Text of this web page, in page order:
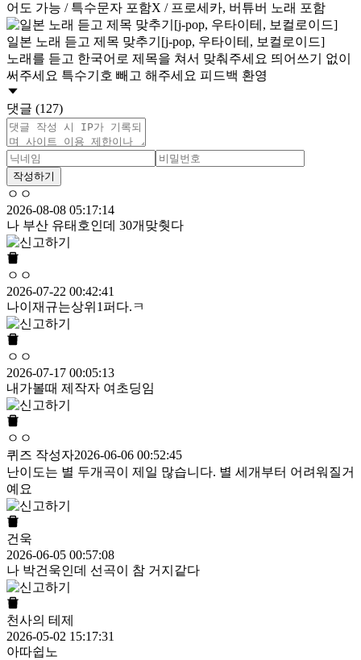
어도 가능 / 특수문자 포함X / 프로세카, 버튜버 노래 포함
일본 노래 듣고 제목 맞추기[j-pop, 우타이테, 보컬로이드]
노래를 듣고 한국어로 제목을 쳐서 맞춰주세요 띄어쓰기 없이
써주세요 특수기호 빼고 해주세요 피드백 환영
댓글 (127)
작성하기
ㅇㅇ
2026-08-08 05:17:14
나 부산 유태호인데 30개맞췃다
ㅇㅇ
2026-07-22 00:42:41
나이재규는상위1퍼다.ㅋ
ㅇㅇ
2026-07-17 00:05:13
내가볼때 제작자 여초딩임
ㅇㅇ
퀴즈 작성자2026-06-06 00:52:45
난이도는 별 두개곡이 제일 많습니다. 별 세개부터 어려워질거
예요
건욱
2026-06-05 00:57:08
나 박건욱인데 선곡이 참 거지같다
천사의 테제
2026-05-02 15:17:31
아따쉽노